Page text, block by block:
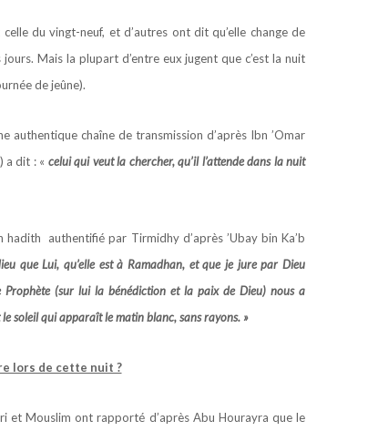
du vingt-neuf, et d’autres ont dit qu’elle change de
Mais la plupart d’entre eux jugent que c’est la nuit
de jeûne).
authentique chaîne de transmission d’après Ibn ’Omar
a dit : « celui qui veut la chercher, qu’il l’attende dans la nuit
authentifié par Tirmidhy d’après ’Ubay bin Ka’b
que Lui, qu’elle est à Ramadhan, et que je jure par Dieu
Prophète (sur lui la bénédiction et la paix de Dieu) nous a
soleil qui apparaît le matin blanc, sans rayons. »
lors de cette nuit ?
et Mouslim ont rapporté d’après Abu Hourayra que le